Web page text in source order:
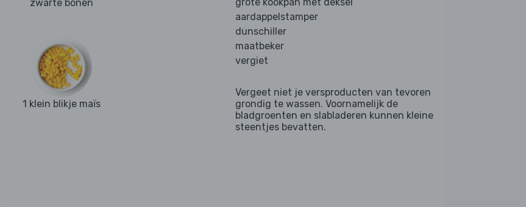
zwarte bonen
1 klein blikje maïs
grote kookpan met deksel
aardappelstamper
dunschiller
maatbeker
vergiet
Vergeet niet je versproducten van tevoren
grondig te wassen. Voornamelijk de
bladgroenten en slabladeren kunnen kleine
steentjes bevatten.